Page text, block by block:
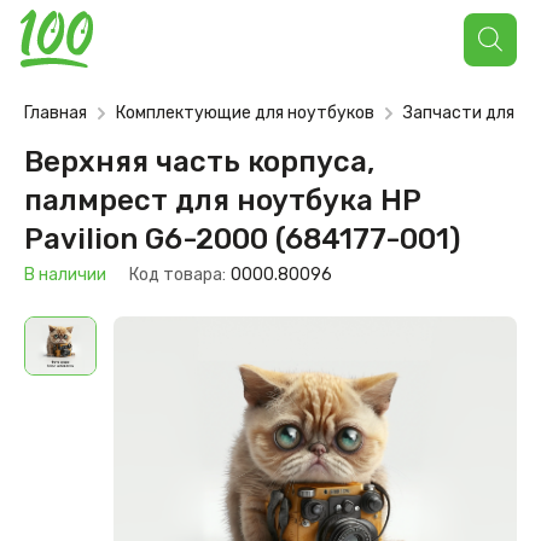
Поиск
товаров
Главная Комплектующие для ноутбуков Запчасти для
Верхняя часть корпуса,
палмрест для ноутбука HP
Pavilion G6-2000 (684177-001)
В наличии Код товара: 0000.80096